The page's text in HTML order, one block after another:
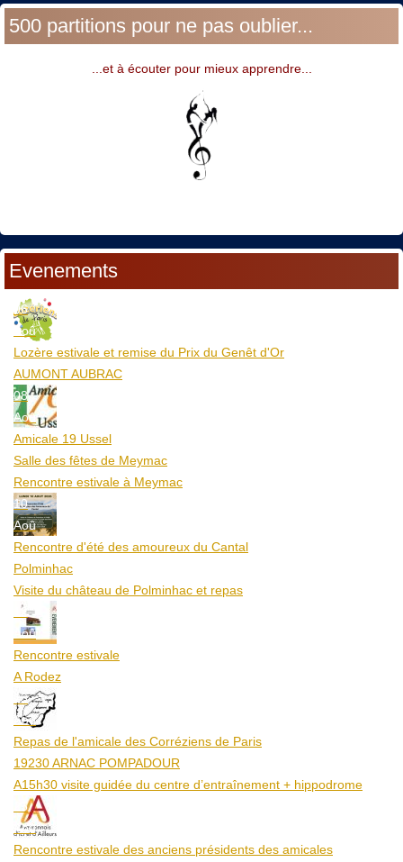
500 partitions pour ne pas oublier...
...et à écouter pour mieux apprendre...
Evenements
06
Aoû
Lozère estivale et remise du Prix du Genêt d'Or
AUMONT AUBRAC
08
Aoû
Amicale 19 Ussel
Salle des fêtes de Meymac
Rencontre estivale à Meymac
10
Aoû
Rencontre d'été des amoureux du Cantal
Polminhac
Visite du château de Polminhac et repas
12
Aoû
Rencontre estivale
A Rodez
23
Aoû
Repas de l'amicale des Corréziens de Paris
19230 ARNAC POMPADOUR
A15h30 visite guidée du centre d’entraînement + hippodrome
25
Aoû
Rencontre estivale des anciens présidents des amicales